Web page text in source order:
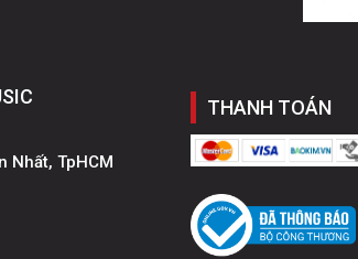
Nhất, TpHCM
THANH TOÁN